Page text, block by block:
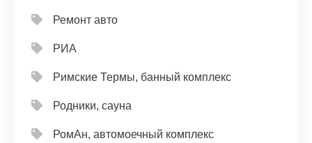
Ремонт авто
РИА
Римские Термы, банный комплекс
Родники, сауна
РомАн, автомоечный комплекс